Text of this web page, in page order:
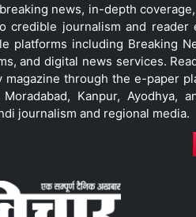
news, in-depth
journalism and reader
platforms including Breaking
and digital news services.
through the e-paper
Kanpur, Ayodhya,
journalism and regional media.